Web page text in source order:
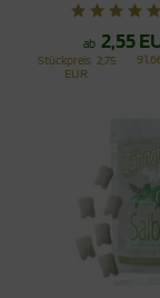
ab 2,55
Stückpreis 2,75
EUR